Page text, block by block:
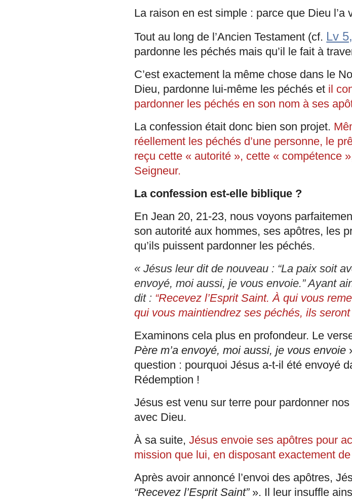
La raison en est simple : parce que Dieu l’a
Tout au long de l’Ancien Testament (cf. Lv
pardonne les péchés mais qu’il le fait à
C’est exactement la même chose dans le
Dieu, pardonne lui-même les péchés et il
pardonner les péchés en son nom à ses
La confession était donc bien son projet.
réellement les péchés d’une personne, le
reçu cette « autorité », cette « compétence
Seigneur.
La confession est-elle biblique ?
En Jean 20, 21-23, nous voyons
son autorité aux hommes, ses apôtres, les
qu’ils puissent pardonner les péchés.
« Jésus leur dit de nouveau : “La paix soit
envoyé, moi aussi, je vous envoie.” Ayant
dit : “Recevez l’Esprit Saint. À qui vous
qui vous maintiendrez ses péchés, ils seront
Examinons cela plus en profondeur. Le
Père m’a envoyé, moi aussi, je vous envoie
question : pourquoi Jésus a-t-il été envoyé
Rédemption !
Jésus est venu sur terre pour pardonner
avec Dieu.
À sa suite, Jésus envoie ses apôtres pour
mission que lui, en disposant exactement
Après avoir annoncé l’envoi des apôtres,
“Recevez l’Esprit Saint”». Il leur insuffle